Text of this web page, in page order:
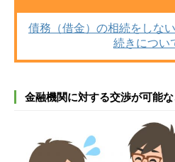
債務（借金）の相続をしな
続きについ
金融機関に対する交渉が可能